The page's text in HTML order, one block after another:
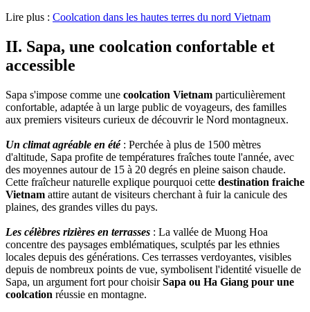
Lire plus : Coolcation dans les‎ hautes terres du‎ nord Vietnam
II. Sapa, une coolcation confortable et
accessible
Sapa s'impose comme une coolcation Vietnam particulièrement
confortable, adaptée à un large public de voyageurs, des familles
aux premiers visiteurs curieux de découvrir le Nord montagneux.
Un climat agréable en été: Perchée à plus de 1500 mètres
d'altitude, Sapa profite de températures fraîches toute l'année, avec
des moyennes autour de 15 à 20 degrés en pleine saison chaude.
Cette fraîcheur naturelle explique pourquoi cette destination fraiche
Vietnam attire autant de visiteurs cherchant à fuir la canicule des
plaines, des grandes villes du pays.
Les célèbres rizières en terrasses : La vallée de Muong Hoa
concentre des paysages emblématiques, sculptés par les ethnies
locales depuis des générations. Ces terrasses verdoyantes, visibles
depuis de nombreux points de vue, symbolisent l'identité visuelle de
Sapa, un argument fort pour choisirSapa ou Ha Giang pour une
coolcation réussie en montagne.